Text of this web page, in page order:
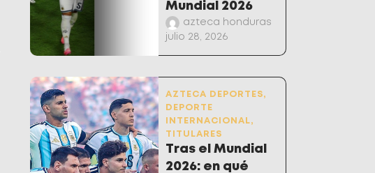
Mundial 2026
azteca honduras
julio 28, 2026
AZTECA DEPORTES,
DEPORTE
INTERNACIONAL,
TITULARES
Tras el Mundial
2026: en qué